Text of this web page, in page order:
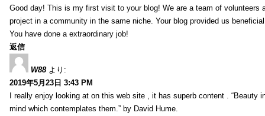
Good day! This is my first visit to your blog! We are a team of volunteers
project in a community in the same niche. Your blog provided us
You have done a extraordinary job!
返信
W88 より:
2019年5月23日 3:43 PM
I really enjoy looking at on this web site , it has superb content . “Beauty
mind which contemplates them.” by David Hume.